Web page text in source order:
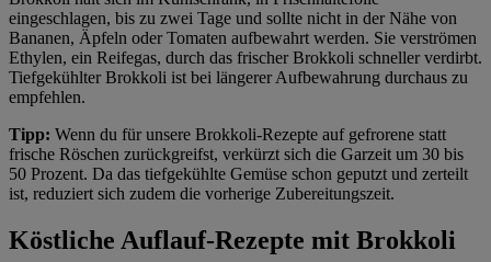
eingeschlagen, bis zu zwei Tage und sollte nicht in der Nähe von
Bananen, Äpfeln oder Tomaten aufbewahrt werden. Sie verströmen
Ethylen, ein Reifegas, durch das frischer Brokkoli schneller verdirbt.
Tiefgekühlter Brokkoli ist bei längerer Aufbewahrung durchaus zu
empfehlen.
Tipp: Wenn du für unsere Brokkoli-Rezepte auf gefrorene statt
frische Röschen zurückgreifst, verkürzt sich die Garzeit um 30 bis
50 Prozent. Da das tiefgekühlte Gemüse schon geputzt und zerteilt
ist, reduziert sich zudem die vorherige Zubereitungszeit.
Köstliche Auflauf-Rezepte mit Brokkoli